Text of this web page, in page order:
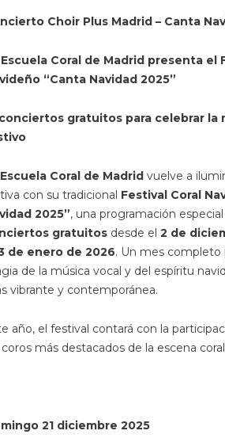
Choir Plus Madrid – Canta
Escuela Coral de Madrid presenta el
“Canta Navidad 2025”
conciertos gratuitos para celebrar la
Escuela Coral de Madridvuelve a
con su tradicional Festival Coral
2025”, una programación
gratuitosdesde el 2 de
de enero de 2026. Un mes completo
de la música vocal y del espíritu
vibrante y contemporánea.
año, el festival contará con la
coros más destacados de la escena
21 diciembre 2025